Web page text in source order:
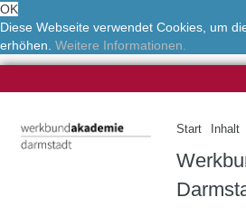
OK
Diese Webseite verwendet Cookies, um
erhöhen. Weitere Informationen.
Start Inhalt